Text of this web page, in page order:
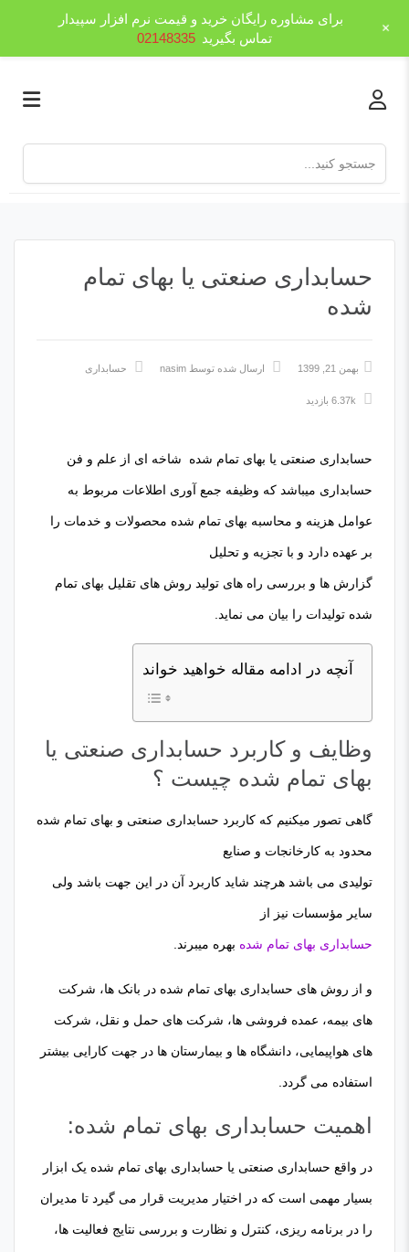
حسابداری صنعتی یا بھای تمام
شده
بهمن 21, 1399 ارسال شده توسط nasim حسابداری
حسابداری صنعتی یا بهای تمام شده شاخه ای از علم و فن
حسابداری میباشد که وظیفه جمع آوری اطلاعات مربوط به
عوامل هزینه و محاسبه بهای تمام شده محصولات و خدمات را
بر عهده دارد و با تجزیه و تحلیل
گزارش ها و بررسی راه های تولید روش های تقلیل بهای تمام
شده تولیدات را بیان می نماید.
آنچه در ادامه مقاله خواهید خواند
وظایف و کاربرد حسابداری صنعتی یا
بهای تمام شده چیست ؟
گاهی تصور میکنیم که کاربرد حسابداری صنعتی و بهای تمام شده
محدود به کارخانجات و صنایع
تولیدی می باشد هرچند شاید کاربرد آن در این جهت باشد ولی
سایر مؤسسات نیز از
حسابداری بهای تمام شده بهره میبرند.
و از روش های حسابداری بهای تمام شده در بانک ها، شرکت
های بیمه، عمده فروشی ها، شرکت های حمل و نقل، شرکت
های هواپیمایی، دانشگاه ها و بیمارستان ها در جهت کارایی بیشتر
استفاده می گردد.
اهمیت حسابداری بهای تمام شده:
در واقع حسابداری صنعتی یا حسابداری بهای تمام شده یک ابزار
بسیار مهمی است که در اختیار مدیریت قرار می گیرد تا مدیران
را در برنامه ریزی، کنترل و نظارت و بررسی نتایج فعالیت ها،
برای مشاوره رایگان خرید و قیمت نرم افزار سپیدار
تماس بگیرید 02148335 +